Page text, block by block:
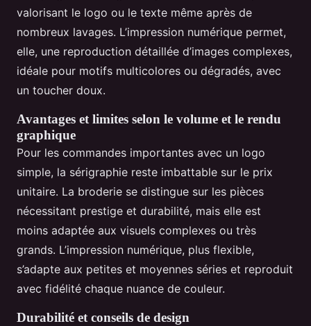
valorisant le logo ou le texte même après de
nombreux lavages. L’impression numérique permet,
elle, une reproduction détaillée d’images complexes,
idéale pour motifs multicolores ou dégradés, avec
un toucher doux.
Avantages et limites selon le volume et le rendu
graphique
Pour les commandes importantes avec un logo
simple, la sérigraphie reste imbattable sur le prix
unitaire. La broderie se distingue sur les pièces
nécessitant prestige et durabilité, mais elle est
moins adaptée aux visuels complexes ou très
grands. L’impression numérique, plus flexible,
s’adapte aux petites et moyennes séries et reproduit
avec fidélité chaque nuance de couleur.
Durabilité et conseils de design